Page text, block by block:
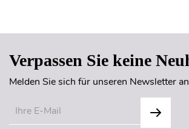
Verpassen Sie keine
Melden Sie sich für unseren Newsletter an